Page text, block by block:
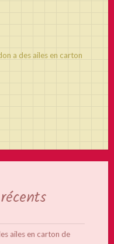
a des ailes en carton
ailes en carton de